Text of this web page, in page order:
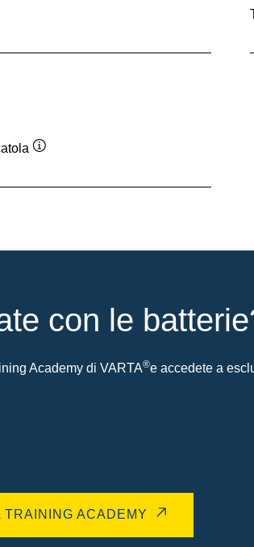
con le
Academy di VARTA®e accedete a
TRAINING ACADEMY